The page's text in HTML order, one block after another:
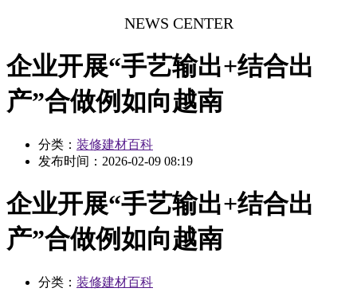
NEWS CENTER
企业开展“手艺输出+结合出
产”合做例如向越南
分类： 装修建材百科
发布时间： 2026-02-09 08:19
企业开展“手艺输出+结合出
产”合做例如向越南
分类： 装修建材百科